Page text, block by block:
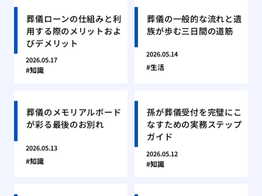
葬儀ローンの仕組みと利
用する際のメリットおよ
びデメリット
2026.05.17
知識
葬儀の一般的な流れと遺
族が歩む三日間の道筋
2026.05.14
生活
葬儀のメモリアルボード
が彩る最後のお別れ
2026.05.13
知識
孫が葬儀受付を完璧にこ
なすための実務ステップ
ガイド
2026.05.12
知識